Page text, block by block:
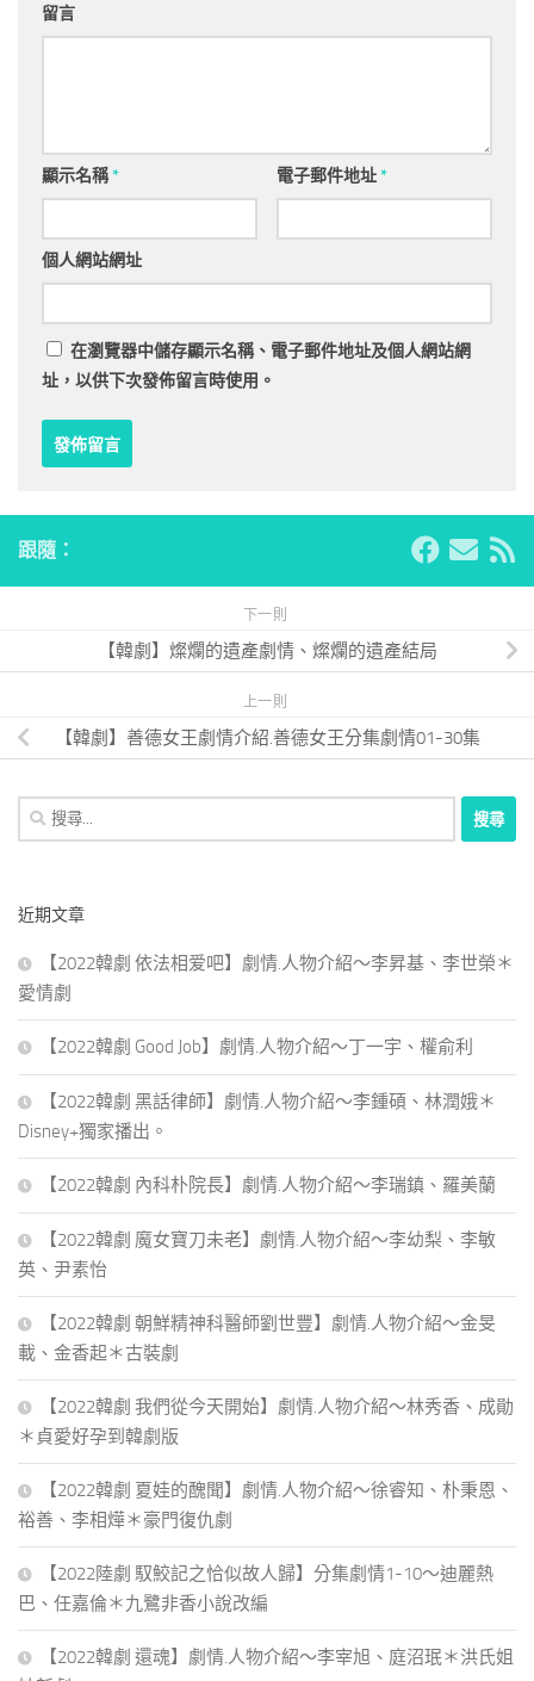
留言
顯示名稱* 電子郵件地址*
個人網站網址
在瀏覽器中儲存顯示名稱、電子郵件地址及個人網站網
址，以供下次發佈留言時使用。
跟隨：
下一則
【韓劇】燦爛的遺產劇情、燦爛的遺產結局
上一則
【韓劇】善德女王劇情介紹.善德女王分集劇情01-30集
搜
尋
字:
近期文章
【2022韓劇 依法相爱吧】劇情.人物介紹～李昇基、李世榮＊
愛情劇
【2022韓劇 Good Job】劇情.人物介紹～丁一宇、權俞利
【2022韓劇 黑話律師】劇情.人物介紹～李鍾碩、林潤娥＊
Disney+獨家播出。
【2022韓劇 內科朴院長】劇情.人物介紹～李瑞鎮、羅美蘭
【2022韓劇 魔女寶刀未老】劇情.人物介紹～李幼梨、李敏
英、尹素怡
【2022韓劇 朝鮮精神科醫師劉世豐】劇情.人物介紹～金旻
載、金香起＊古裝劇
【2022韓劇 我們從今天開始】劇情.人物介紹～林秀香、成勛
＊貞愛好孕到韓劇版
【2022韓劇 夏娃的醜聞】劇情.人物介紹～徐睿知、朴秉恩、
裕善、李相燁＊豪門復仇劇
【2022陸劇 馭鮫記之恰似故人歸】分集劇情1-10～迪麗熱
巴、任嘉倫＊九鷺非香小說改編
【2022韓劇 還魂】劇情.人物介紹～李宰旭、庭沼珉＊洪氏姐